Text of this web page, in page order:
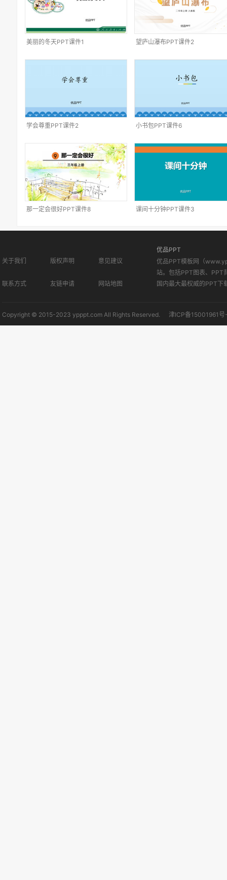
美丽的冬天PPT课件1 望庐山瀑布PPT课件2
学会尊重PPT课件2 小书包PPT课件6
那一定会很好PPT课件8 课间十分钟PPT课件3
关于我们 版权声明 意见建议
联系方式 友链申请 网站地图
优品PPT
优品PPT模板网（
站。包括PPT图表、PPT
国内最大最权威的PPT下
Copyright © 2015-2023 ypppt.com All Rights Reserved. 津ICP备15001961号